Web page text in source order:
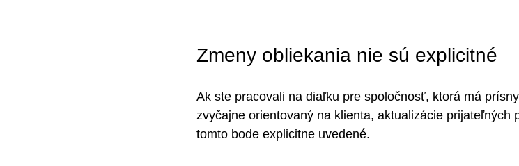
Zmeny obliekania nie sú explicitné
Ak ste pracovali na diaľku pre spoločnosť, ktorá má
zvyčajne orientovaný na klienta, aktualizácie prijateľných
tomto bode explicitne uvedené.